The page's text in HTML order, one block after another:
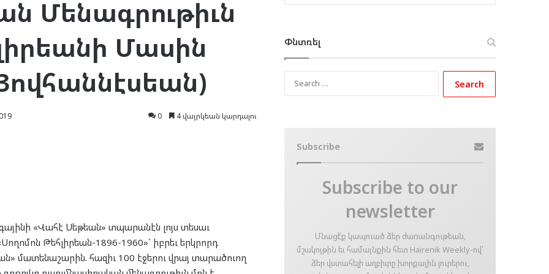
Մենագրութիւն
Մասին
0 4 վայրկեան կարդալու
«Վահէ Սեթեան» տպարանէն լոյս տեսաւ
Թեհլիրեան-1896-1960»` իբրեւ երկրորդ
մատենաշարին. հազիւ 100 էջերու վրայ տարածուող
Փնտռել
Subscribe
Subscribe to our
newsletter
Մնացէ՛ք կապուած ձեր ժառանգութեան,
մշակոյթին եւ համայնքին հետ Hairenik Weekly-ով՝
ձեր վստահելի աղբիւրը խորքային լուրերու,